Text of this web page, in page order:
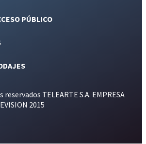
PÚBLICO
TELEARTE S.A. EMPRESA
2015